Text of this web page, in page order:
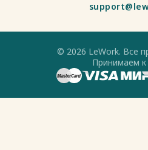
© 2026 LeWork. Все
Принимаем к